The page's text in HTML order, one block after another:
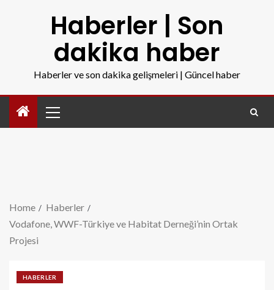
Haberler | Son
dakika haber
Haberler ve son dakika gelişmeleri | Güncel haber
Home
Haberler
Vodafone, WWF-Türkiye ve Habitat Derneği’nin Ortak
Projesi
HABERLER